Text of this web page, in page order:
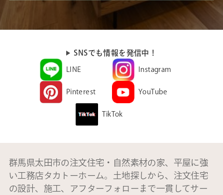
SNSでも情報を発信中！
LINE Instagram
Pinterest YouTube
TikTok
群馬県太田市の注文住宅・自然素材の家、平屋に強
い工務店タカトーホーム。土地探しから、注文住宅
の設計、施工、アフターフォローまで一貫してサー